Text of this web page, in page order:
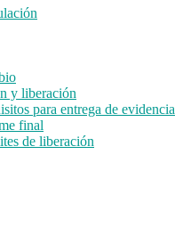
y liberación
para entrega de evidencia
final
de liberación